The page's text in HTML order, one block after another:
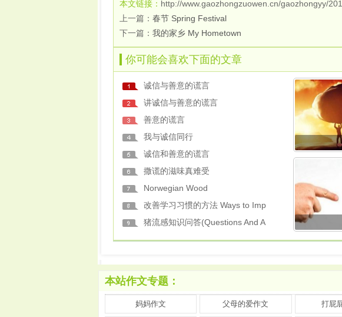
本文链接： http://www.gaozhongzuowen.cn/gaozhongyy/
上一篇： 春节 Spring Festival
下一篇： 我的家乡 My Hometown
你可能会喜欢下面的文章
诚信与善意的谎言
讲诚信与善意的谎言
善意的谎言
我与诚信同行
诚信和善意的谎言
撒谎的滋味真难受
Norwegian Wood
改善学习习惯的方法 Ways to Imp
猪流感知识问答(Questions And A
本站作文专题：
妈妈作文 父母的爱作文 打屁